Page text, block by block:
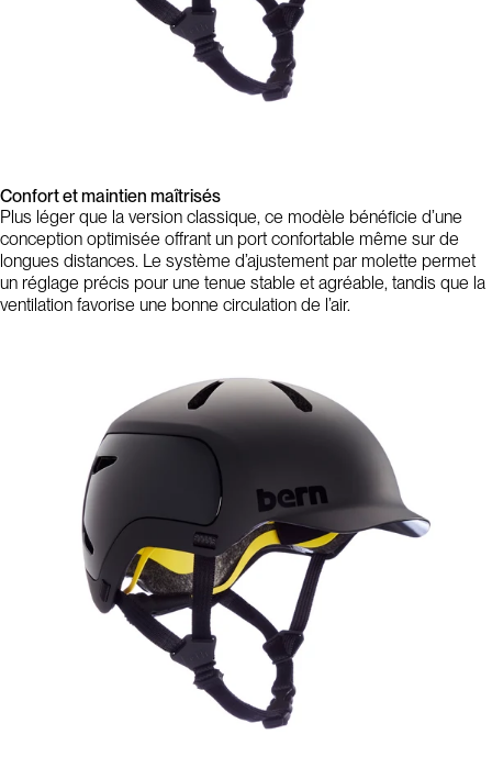
Confort et maintien maîtrisés
Plus léger que la version classique, ce modèle bénéficie d’une
conception optimisée offrant un port confortable même sur de
longues distances. Le système d’ajustement par molette permet
un réglage précis pour une tenue stable et agréable, tandis que la
ventilation favorise une bonne circulation de l’air.